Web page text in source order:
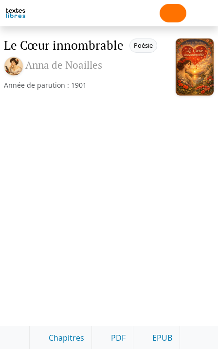
Le Cœur innombrable Poésie
Anna de Noailles
Année de parution : 1901
Chapitres PDF EPUB